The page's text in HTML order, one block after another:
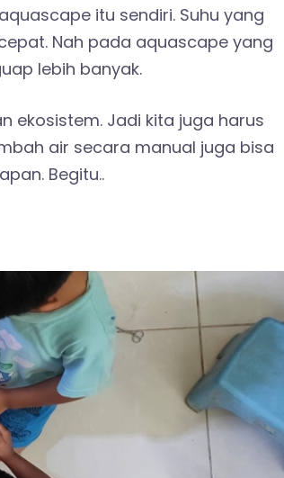
itu sendiri. Suhu yang
Nah pada aquascape yang
lebih banyak.
ekosistem. Jadi kita juga harus
air secara manual juga bisa
Begitu..